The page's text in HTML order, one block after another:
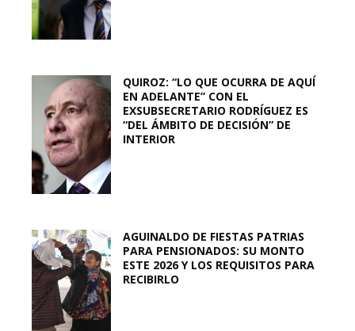
QUIROZ: “LO QUE OCURRA DE AQUÍ
EN ADELANTE” CON EL
EXSUBSECRETARIO RODRÍGUEZ ES
“DEL ÁMBITO DE DECISIÓN” DE
INTERIOR
AGUINALDO DE FIESTAS PATRIAS
PARA PENSIONADOS: SU MONTO
ESTE 2026 Y LOS REQUISITOS PARA
RECIBIRLO